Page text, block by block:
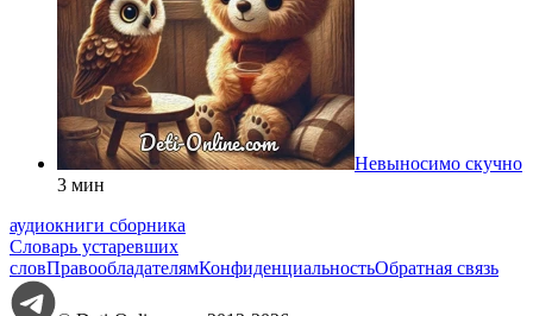
Невыносимо скучно
3 мин
аудиокниги сборника
Словарь устаревших
словПравообладателямКонфиденциальностьОбратная связь